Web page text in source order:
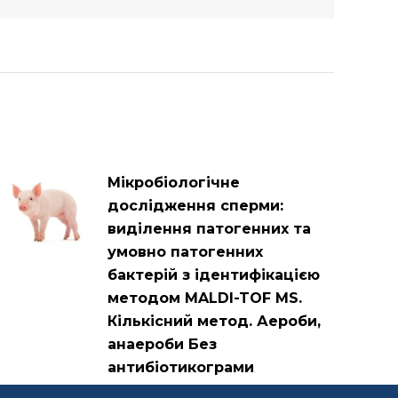
Мікробіологічне
дослідження сперми:
виділення патогенних та
умовно патогенних
бактерій з ідентифікацією
методом MALDI-TOF MS.
Кількісний метод. Аероби,
анаероби Без
антибіотикограми